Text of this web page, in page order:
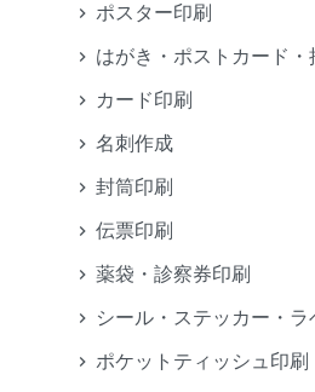
ポスター印刷
はがき・ポストカード・
カード印刷
名刺作成
封筒印刷
伝票印刷
薬袋・診察券印刷
シール・ステッカー・ラ
ポケットティッシュ印刷